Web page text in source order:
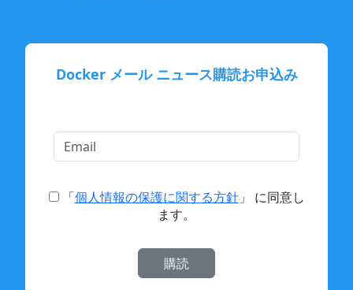
Docker メール ニュース購読お申込み
「個人情報の保護に関する方針」 に同意し
ます。